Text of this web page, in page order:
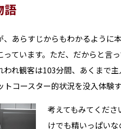
語
、あらすじからもわかるように
ています。ただ、だからと言
れ観客は103分間、あくまで
コースター的状況を没入体験
考えてもみてくだ
けでも精いっぱい